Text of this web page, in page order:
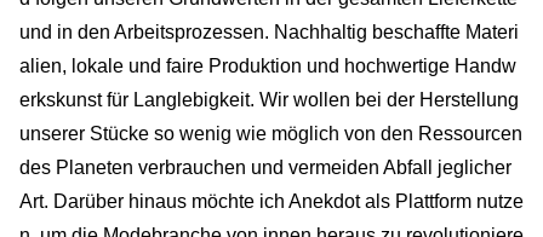
und in den Arbeitsprozessen. Nachhaltig beschaffte Materi
alien, lokale und faire Produktion und hochwertige Handw
erkskunst für Langlebigkeit. Wir wollen bei der Herstellung
unserer Stücke so wenig wie möglich von den Ressourcen
des Planeten verbrauchen und vermeiden Abfall jeglicher
Art. Darüber hinaus möchte ich Anekdot als Plattform nutze